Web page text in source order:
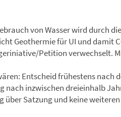
von Wasser wird durch
Geothermie für UI und damit
Petition verwechselt.
Entscheid frühestens nach
inzwischen dreieinhalb
über Satzung und keine